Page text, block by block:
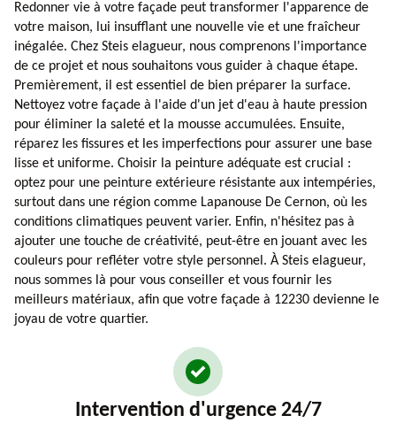
Redonner vie à votre façade peut transformer l'apparence de
votre maison, lui insufflant une nouvelle vie et une fraîcheur
inégalée. Chez Steis elagueur, nous comprenons l'importance
de ce projet et nous souhaitons vous guider à chaque étape.
Premièrement, il est essentiel de bien préparer la surface.
Nettoyez votre façade à l'aide d'un jet d'eau à haute pression
pour éliminer la saleté et la mousse accumulées. Ensuite,
réparez les fissures et les imperfections pour assurer une base
lisse et uniforme. Choisir la peinture adéquate est crucial :
optez pour une peinture extérieure résistante aux intempéries,
surtout dans une région comme Lapanouse De Cernon, où les
conditions climatiques peuvent varier. Enfin, n'hésitez pas à
ajouter une touche de créativité, peut-être en jouant avec les
couleurs pour refléter votre style personnel. À Steis elagueur,
nous sommes là pour vous conseiller et vous fournir les
meilleurs matériaux, afin que votre façade à 12230 devienne le
joyau de votre quartier.
Intervention d'urgence 24/7